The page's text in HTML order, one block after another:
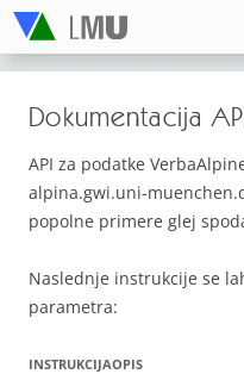
Dokumentacija
API za podatke
alpina.gwi.uni-
popolne primere glej
Naslednje instrukcije se
parametra:
INSTRUKCIJAOPIS